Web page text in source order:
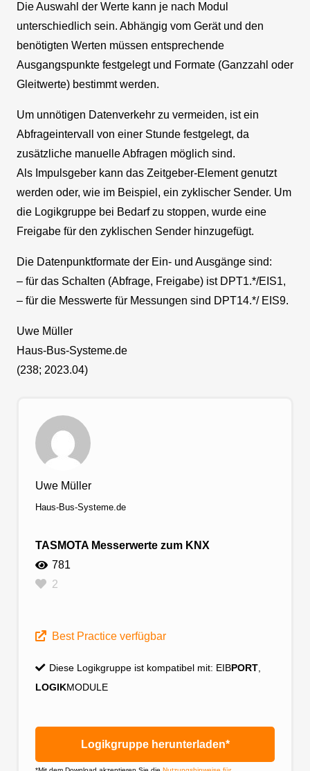
Die Auswahl der Werte kann je nach Modul
unterschiedlich sein. Abhängig vom Gerät und den
benötigten Werten müssen entsprechende
Ausgangspunkte festgelegt und Formate (Ganzzahl oder
Gleitwerte) bestimmt werden.
Um unnötigen Datenverkehr zu vermeiden, ist ein
Abfrageintervall von einer Stunde festgelegt, da
zusätzliche manuelle Abfragen möglich sind.
Als Impulsgeber kann das Zeitgeber-Element genutzt
werden oder, wie im Beispiel, ein zyklischer Sender. Um
die Logikgruppe bei Bedarf zu stoppen, wurde eine
Freigabe für den zyklischen Sender hinzugefügt.
Die Datenpunktformate der Ein- und Ausgänge sind:
– für das Schalten (Abfrage, Freigabe) ist DPT1.*/EIS1,
– für die Messwerte für Messungen sind DPT14.*/ EIS9.
Uwe Müller
Haus-Bus-Systeme.de
(238; 2023.04)
Uwe Müller
Haus-Bus-Systeme.de
TASMOTA Messerwerte zum KNX
781
2
Best Practice verfügbar
Diese Logikgruppe ist kompatibel mit: EIBPORT,
LOGIKMODULE
Logikgruppe herunterladen*